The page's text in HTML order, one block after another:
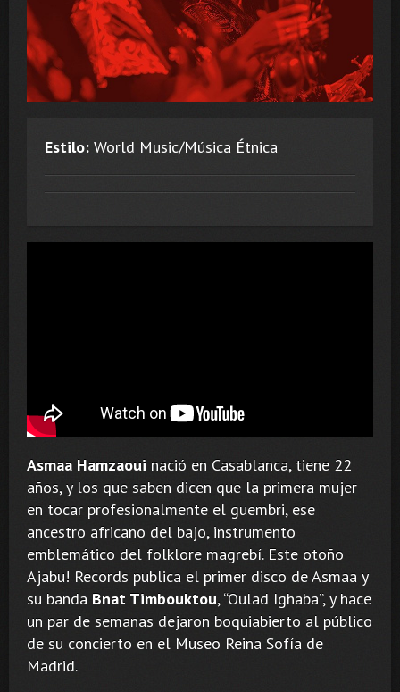
Estilo: World Music/Música Étnica
Asmaa Hamzaoui nació en Casablanca, tiene 22
años, y los que saben dicen que la primera mujer
en tocar profesionalmente el guembri, ese
ancestro africano del bajo, instrumento
emblemático del folklore magrebí. Este otoño
Ajabu! Records publica el primer disco de Asmaa y
su banda Bnat Timbouktou, “Oulad Ighaba”, y hace
un par de semanas dejaron boquiabierto al público
de su concierto en el Museo Reina Sofía de
Madrid.